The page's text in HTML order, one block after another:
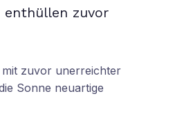
enthüllen zuvor
zuvor unerreichter
Sonne neuartige